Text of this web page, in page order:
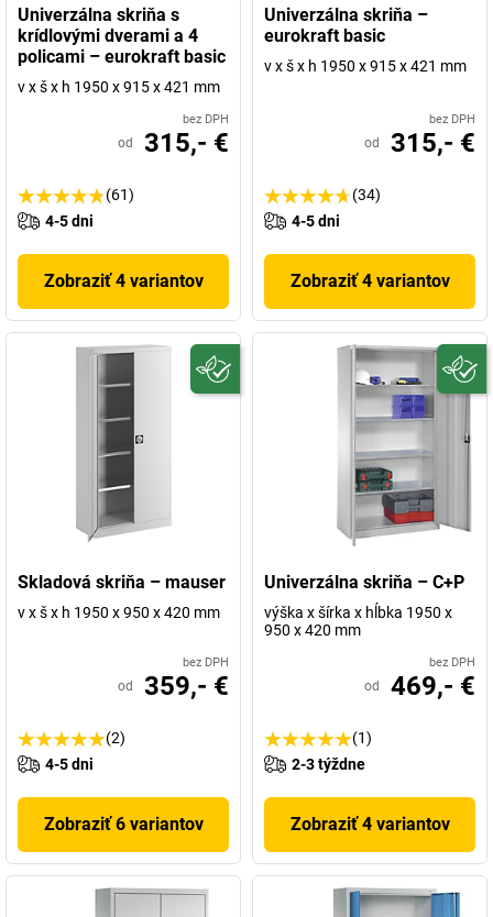
Univerzálna skriňa s
krídlovými dverami a 4
policami – eurokraft basic
v x š x h 1950 x 915 x 421 mm
bez DPH
od 315,- €
(61)
4-5 dni
Zobraziť 4 variantov
Univerzálna skriňa –
eurokraft basic
v x š x h 1950 x 915 x 421 mm
bez DPH
od 315,- €
(34)
4-5 dni
Zobraziť 4 variantov
Skladová skriňa – mauser
v x š x h 1950 x 950 x 420 mm
bez DPH
od 359,- €
(2)
4-5 dni
Zobraziť 6 variantov
Univerzálna skriňa – C+P
výška x šírka x hĺbka 1950 x
950 x 420 mm
bez DPH
od 469,- €
(1)
2-3 týždne
Zobraziť 4 variantov